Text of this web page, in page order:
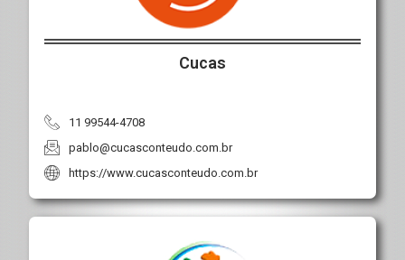
Cucas
11 99544-4708
pablo@cucasconteudo.com.br
https://www.cucasconteudo.com.br